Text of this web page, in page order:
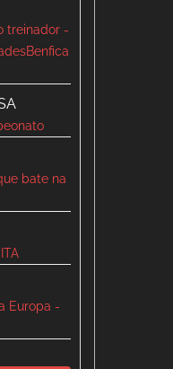
treinador -
bate na
Europa -